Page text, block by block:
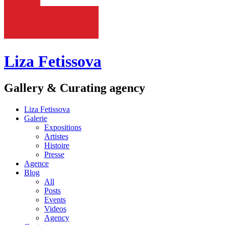
Liza Fetissova
Gallery & Curating agency
Liza Fetissova
Galerie
Expositions
Artistes
Histoire
Presse
Agence
Blog
All
Posts
Events
Videos
Agency